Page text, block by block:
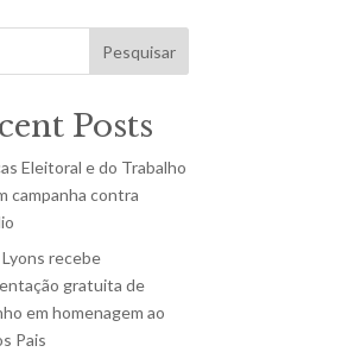
Pesquisar
Posts
Eleitoral e do Trabalho
campanha contra
Lyons recebe
gratuita de
em homenagem ao
Pais